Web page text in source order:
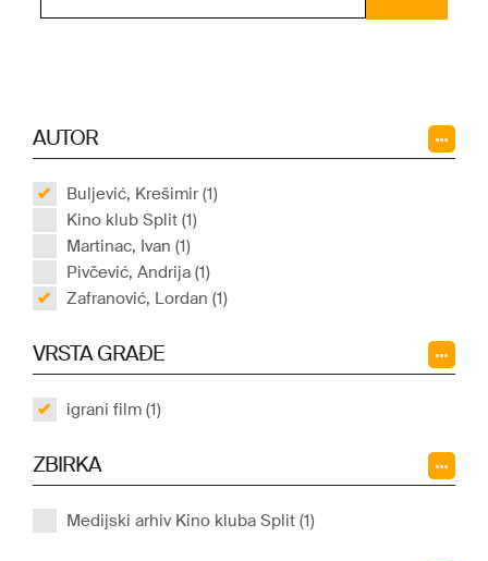
AUTOR
Buljević, Krešimir (1)
Kino klub Split (1)
Martinac, Ivan (1)
Pivčević, Andrija (1)
Zafranović, Lordan (1)
VRSTA GRAĐE
igrani film (1)
ZBIRKA
Medijski arhiv Kino kluba Split (1)